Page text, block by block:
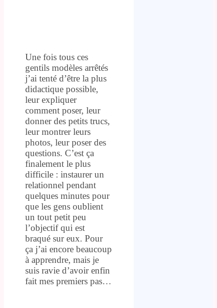
Une fois tous ces
gentils modèles arrêtés
j’ai tenté d’être la plus
didactique possible,
leur expliquer
comment poser, leur
donner des petits trucs,
leur montrer leurs
photos, leur poser des
questions. C’est ça
finalement le plus
difficile : instaurer un
relationnel pendant
quelques minutes pour
que les gens oublient
un tout petit peu
l’objectif qui est
braqué sur eux. Pour
ça j’ai encore beaucoup
à apprendre, mais je
suis ravie d’avoir enfin
fait mes premiers pas…